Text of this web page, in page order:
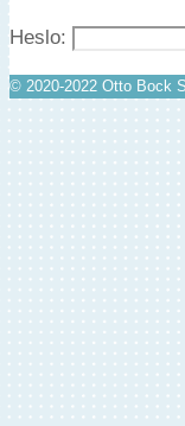
Heslo:
© 2020-2022 Otto Bock